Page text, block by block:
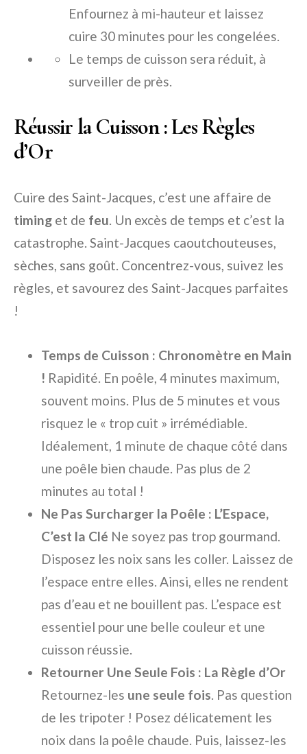
Enfournez à mi-hauteur et laissez
cuire 30 minutes pour les congelées.
Le temps de cuisson sera réduit, à
surveiller de près.
Réussir la Cuisson : Les Règles
d’Or
Cuire des Saint-Jacques, c’est une affaire de
timing et de feu. Un excès de temps et c’est la
catastrophe. Saint-Jacques caoutchouteuses,
sèches, sans goût. Concentrez-vous, suivez les
règles, et savourez des Saint-Jacques parfaites
!
Temps de Cuisson : Chronomètre en Main
! Rapidité. En poêle, 4 minutes maximum,
souvent moins. Plus de 5 minutes et vous
risquez le « trop cuit » irrémédiable.
Idéalement, 1 minute de chaque côté dans
une poêle bien chaude. Pas plus de 2
minutes au total !
Ne Pas Surcharger la Poêle : L’Espace,
C’est la Clé Ne soyez pas trop gourmand.
Disposez les noix sans les coller. Laissez de
l’espace entre elles. Ainsi, elles ne rendent
pas d’eau et ne bouillent pas. L’espace est
essentiel pour une belle couleur et une
cuisson réussie.
Retourner Une Seule Fois : La Règle d’Or
Retournez-les une seule fois. Pas question
de les tripoter ! Posez délicatement les
noix dans la poêle chaude. Puis, laissez-les